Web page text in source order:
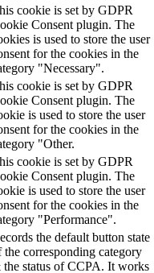
cookie is set by GDPR
Consent plugin. The
is used to store the user
for the cookies in the
"Necessary".
cookie is set by GDPR
Consent plugin. The
is used to store the user
for the cookies in the
"Other.
cookie is set by GDPR
Consent plugin. The
is used to store the user
for the cookies in the
"Performance".
the default button state
the corresponding category
the status of CCPA. It works